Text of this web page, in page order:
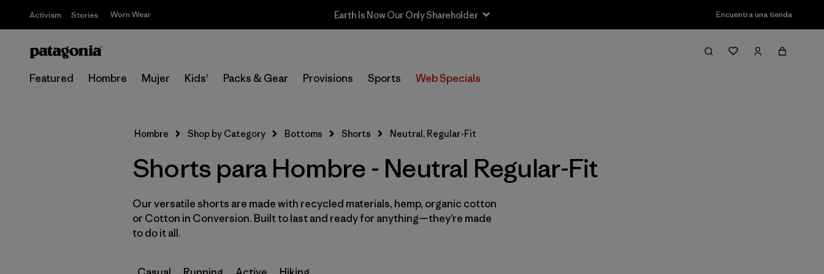
Activism Stories Worn Wear Encuentra una tienda
Featured Hombre Mujer Kids' Packs & Gear Provisions Sports Web Specials
Filter & Sort
Selecciona una tienda
Filtrar por
Size
Filtrar por
Materiales y tejidos
Filtrar por
Características y procesos
Hombre Shop by Category Bottoms Shorts Neutral, Regular-Fit
Shorts para Hombre - Neutral Regular-Fit
Our versatile shorts are made with recycled materials, hemp, organic cotton
or Cotton in Conversion. Built to last and ready for anything—they’re made
to do it all.